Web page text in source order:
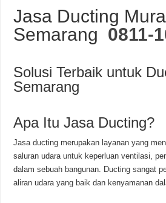
Jasa Ducting
Semarang 0811-
Solusi Terbaik untuk
Semarang
Apa Itu Jasa Ducting?
Jasa ducting merupakan layanan yang
saluran udara untuk keperluan ventilasi,
dalam sebuah bangunan. Ducting sangat
aliran udara yang baik dan kenyamanan